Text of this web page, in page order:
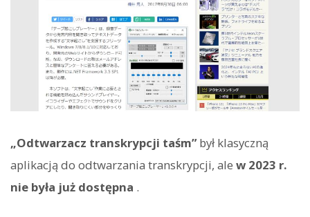
„Odtwarzacz transkrypcji taśm”był klasyczną
aplikacją do odtwarzania transkrypcji, ale w 2023 r.
nie była już dostępna .